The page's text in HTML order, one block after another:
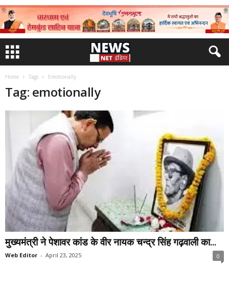
Home Tags Emotionally
Tag: emotionally
मुख्यमंत्री ने पेशावर कांड के वीर नायक चन्द्र सिंह गढ़वाली का...
Web Editor - April 23, 2025 0